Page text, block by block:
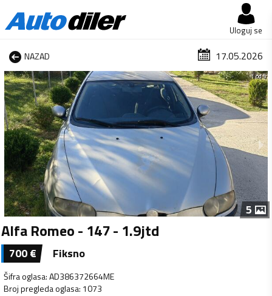
Uloguj se
NAZAD 17.05.2026
1 od 5
5
Alfa Romeo - 147 - 1.9jtd
700€ Fiksno
Šifra oglasa:AD386372664ME
Broj pregleda oglasa: 1073